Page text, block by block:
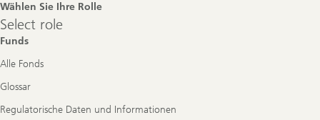
Wählen Sie Ihre Rolle
Select
role
Select role
Funds
Alle Fonds
Glossar
Regulatorische Daten und Informationen